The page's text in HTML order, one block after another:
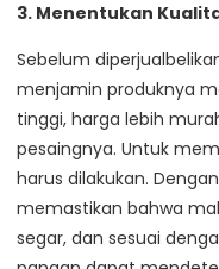
3. Menentukan
Sebelum
menjamin produknya
tinggi, harga lebih
pesaingnya. Untuk
harus dilakukan.
memastikan bahwa
segar, dan sesuai